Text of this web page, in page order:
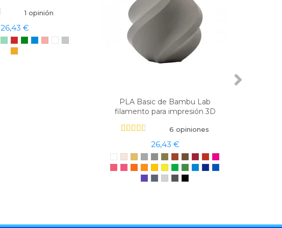
1 opinión
26,43 €
PLA Basic de Bambu Lab
filamento para impresión 3D
6 opiniones
26,43 €